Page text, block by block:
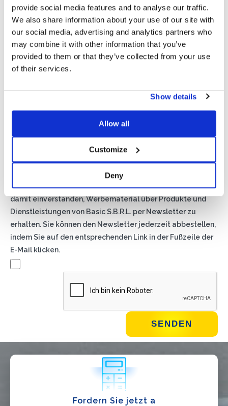
provide social media features and to analyse our traffic.
We also share information about your use of our site with
our social media, advertising and analytics partners who
may combine it with other information that you’ve
provided to them or that they’ve collected from your use
of their services.
Show details
Allow all
Customize
Deny
Bestimmungen der Datenschutzrichtlinie
Wenn Sie dieses Kästchen ankreuzen, erklären Sie sich
damit einverstanden, Werbematerial über Produkte und
Dienstleistungen von Basic S.B.R.L. per Newsletter zu
erhalten. Sie können den Newsletter jederzeit abbestellen,
indem Sie auf den entsprechenden Link in der Fußzeile der
E-Mail klicken.
Fordern Sie jetzt a
EPC
Verteiler
Andere